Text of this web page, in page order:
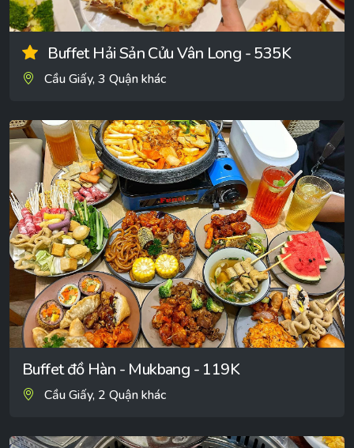
Buffet Hải Sản Cửu Vân Long - 535K
Cầu Giấy, 3 Quận khác
Buffet đồ Hàn - Mukbang - 119K
Cầu Giấy, 2 Quận khác